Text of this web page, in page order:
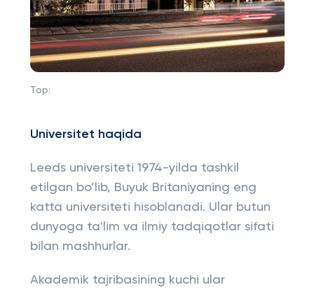
Top:
Universitet haqida
Leeds universiteti 1974-yilda tashkil
etilgan bo’lib, Buyuk Britaniyaning eng
katta universiteti hisoblanadi. Ular butun
dunyoga ta'lim va ilmiy tadqiqotlar sifati
bilan mashhurlar.
Akademik tajribasining kuchi ular